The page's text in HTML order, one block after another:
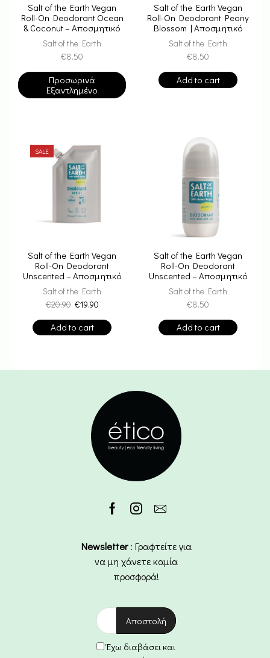
Salt of the Earth Vegan
Roll-On Deodorant Ocean
& Coconut – Αποσμητικό
Επαναγεμιζόμενο 75ml
Salt of the Earth
€8.50
Προσωρινά
Εξαντλημένο
Salt of the Earth Vegan
Roll-On Deodorant Peony
Blossom | Αποσμητικό
Επαναγεμιζόμενο 75ml
Salt of the Earth
€8.50
Add to cart
SALE
Salt of the Earth Vegan
Roll-On Deodorant
Unscented – Αποσμητικό
Roll-On Refill 225ml Χωρίς
Άρωμα
Salt of the Earth
€20.90 €19.90
Add to cart
Salt of the Earth Vegan
Roll-On Deodorant
Unscented – Αποσμητικό
Επαναγεμιζόμενο Χωρίς
Άρωμα 75ml
Salt of the Earth
€8.50
Add to cart
Newsletter: Γραφτείτε για
να μη χάνετε καμία
προσφορά!
Έχω διαβάσει και